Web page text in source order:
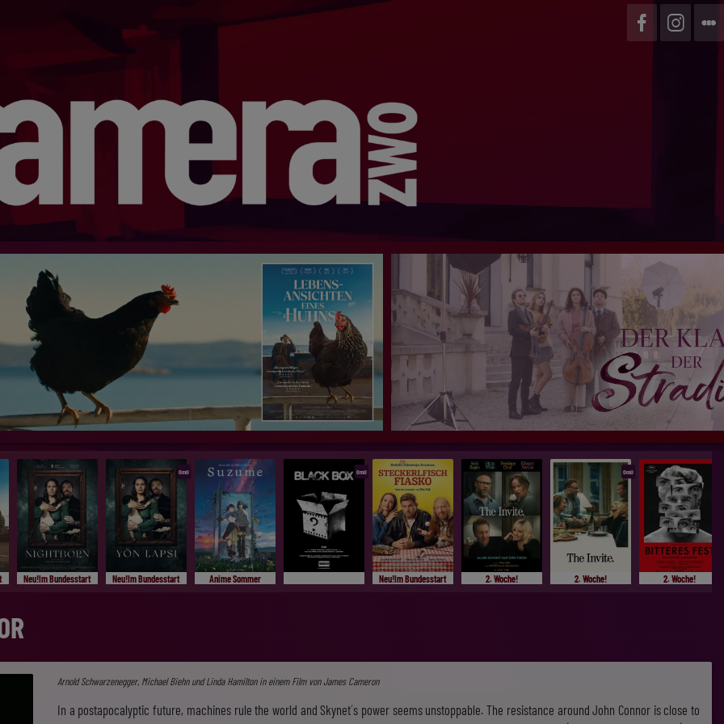
Neu!Im Bundesstart
OmU
Neu!Im Bundesstart Anime Sommer
OmU
Neu!Im Bundesstart 2. Woche!
OmU
2. Woche! 2. Woche!
Arnold Schwarzenegger, Michael Biehn und Linda Hamilton in einem Film von James Cameron
In a postapocalyptic future, machines rule the world and Skynet´s power seems unstoppable. The resistance around John Connor is close to